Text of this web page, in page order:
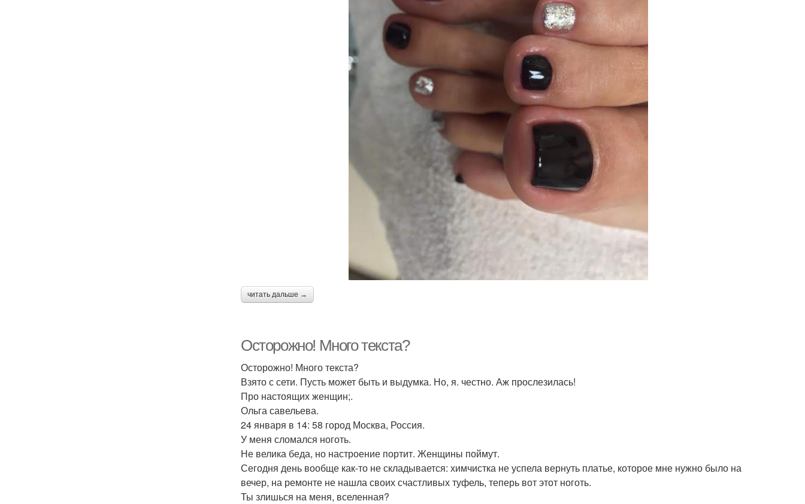
читать дальше →
Осторожно! Много текста?
Осторожно! Много текста?
Взято с сети. Пусть может быть и выдумка. Но, я. честно. Аж прослезилась!
Про настоящих женщин;.
Ольга савельева.
24 января в 14: 58 город Москва, Россия.
У меня сломался ноготь.
Не велика беда, но настроение портит. Женщины поймут.
Сегодня день вообще как-то не складывается: химчистка не успела вернуть платье, которое мне нужно было на
вечер, на ремонте не нашла своих счастливых туфель, теперь вот этот ноготь.
Ты злишься на меня, вселенная?